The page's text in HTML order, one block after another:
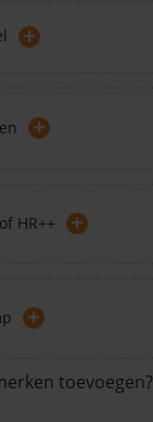
+
+
HR++ +
+
toevoegen?